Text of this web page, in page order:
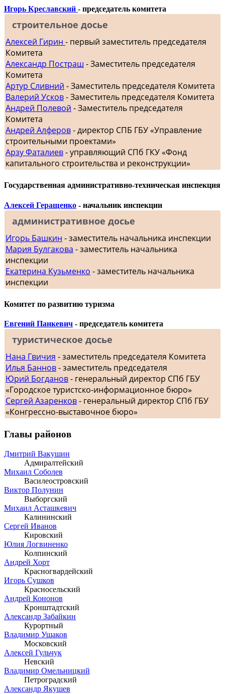
Игорь Креславский - председатель комитета
строительное досье
Алексей Гирин - первый заместитель председателя
Комитета
Александр Постраш - Заместитель председателя
Комитета
Артур Сливний - Заместитель председателя Комитета
Валерий Усков- Заместитель председателя Комитета
Андрей Полевой - Заместитель председателя
Комитета
Андрей Алферов- директор СПБ ГБУ «Управление
строительными проектами»
Арзу Фаталиев- управляющий СПб ГКУ «Фонд
капитального строительства и реконструкции»
Государственная административно-техническая инспекция
Алексей Геращенко - начальник инспекции
административное досье
Игорь Башкин - заместитель начальника инспекции
Мария Булгакова - заместитель начальника
инспекции
Екатерина Кузьменко - заместитель начальника
инспекции
Комитет по развитию туризма
Евгений Панкевич - председатель комитета
туристическое досье
Нана Гвичия - заместитель председателя Комитета
Илья Баннов- заместитель председателя
Юрий Богданов- генеральный директор СПб ГБУ
«Городское туристско-информационное бюро»
Сергей Азаренков- генеральный директор СПб ГБУ
«Конгрессно-выставочное бюро»
Главы районов
Дмитрий Вакушин
Адмиралтейский
Михаил Соболев
Василеостровский
Виктор Полунин
Выборгский
Михаил Асташкевич
Калининский
Сергей Иванов
Кировский
Юлия Логвиненко
Колпинский
Андрей Хорт
Красногвардейский
Игорь Сушков
Красносельский
Андрей Кононов
Кронштадтский
Александр Забайкин
Курортный
Владимир Ушаков
Московский
Алексей Гульчук
Невский
Владимир Омельницкий
Петроградский
Александр Якушев